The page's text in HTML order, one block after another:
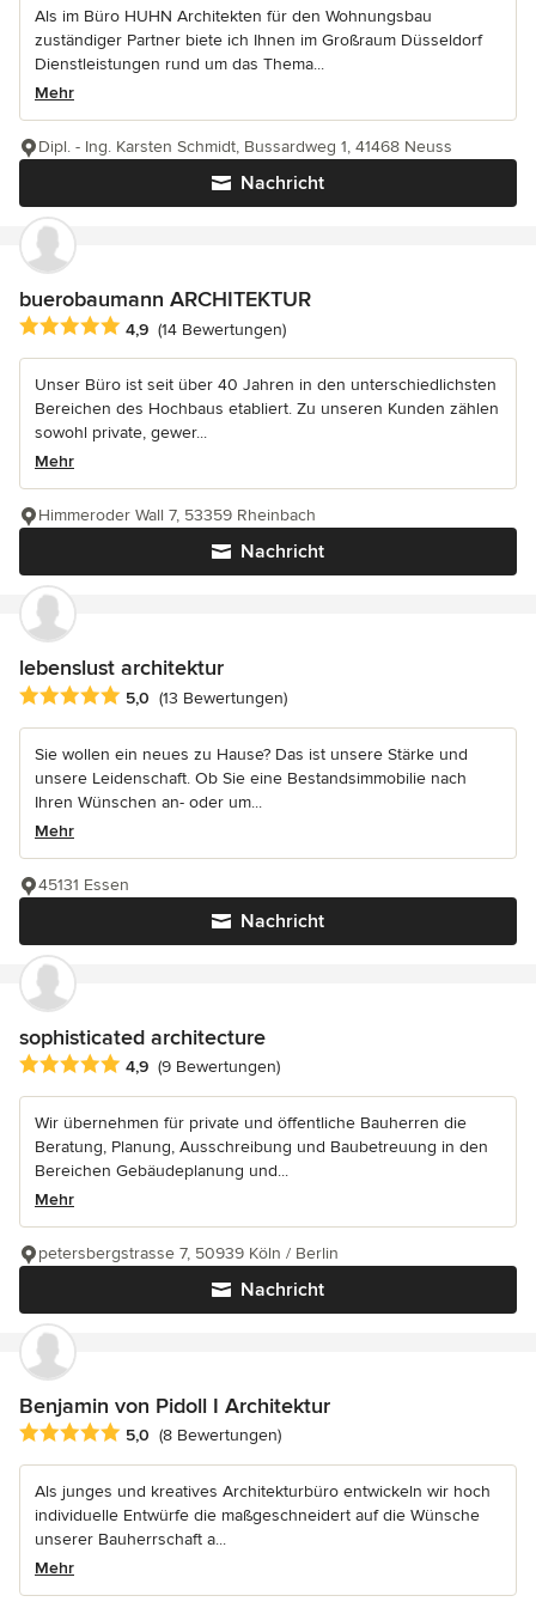
Als im Büro HUHN Architekten für den Wohnungsbau
zuständiger Partner biete ich Ihnen im Großraum Düsseldorf
Dienstleistungen rund um das Thema...
Mehr
Nachricht
Dipl. - Ing. Karsten Schmidt, Bussardweg 1, 41468 Neuss
buerobaumann ARCHITEKTUR
Durchschnittliche Bewertung: 4.9 von 5 Sternen
4,9 (14 Bewertungen)
Unser Büro ist seit über 40 Jahren in den unterschiedlichsten
Bereichen des Hochbaus etabliert. Zu unseren Kunden zählen
sowohl private, gewer...
Mehr
Nachricht
Himmeroder Wall 7, 53359 Rheinbach
lebenslust architektur
Durchschnittliche Bewertung: 5 von 5 Sternen
5,0 (13 Bewertungen)
Sie wollen ein neues zu Hause? Das ist unsere Stärke und
unsere Leidenschaft. Ob Sie eine Bestandsimmobilie nach
Ihren Wünschen an- oder um...
Mehr
Nachricht
45131 Essen
sophisticated architecture
Durchschnittliche Bewertung: 4.9 von 5 Sternen
4,9 (9 Bewertungen)
Wir übernehmen für private und öffentliche Bauherren die
Beratung, Planung, Ausschreibung und Baubetreuung in den
Bereichen Gebäudeplanung und...
Mehr
Nachricht
petersbergstrasse 7, 50939 Köln / Berlin
Benjamin von Pidoll I Architektur
Durchschnittliche Bewertung: 5 von 5 Sternen
5,0 (8 Bewertungen)
Als junges und kreatives Architekturbüro entwickeln wir hoch
individuelle Entwürfe die maßgeschneidert auf die Wünsche
unserer Bauherrschaft a...
Mehr